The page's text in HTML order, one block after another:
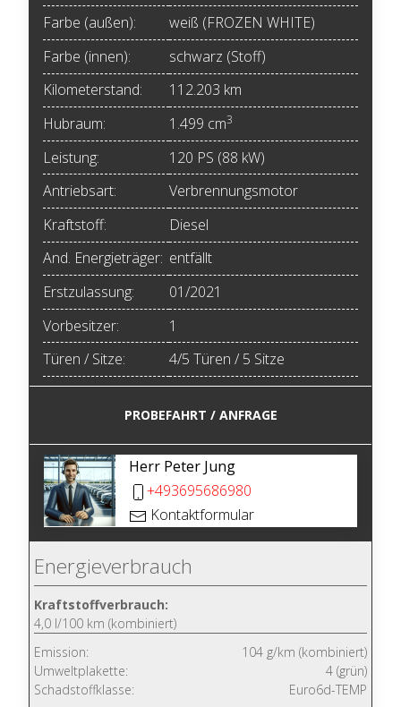
Farbe (außen):
weiß (FROZEN WHITE)
Farbe (innen):
schwarz (Stoff)
Kilometerstand:
112.203 km
Hubraum:
1.499 cm3
Leistung:
120 PS (88 kW)
Antriebsart:
Verbrennungsmotor
Kraftstoff:
Diesel
And. Energieträger: entfällt
Erstzulassung:
01/2021
Vorbesitzer:
1
Türen / Sitze:
4/5 Türen / 5 Sitze
PROBEFAHRT / ANFRAGE
Herr Peter Jung
+493695686980
Kontaktformular
Energieverbrauch
Kraftstoffverbrauch:
4,0 l/100 km (kombiniert)
Emission:
104 g/km (kombiniert)
Umweltplakette:
4 (grün)
Schadstoffklasse:
Euro6d-TEMP